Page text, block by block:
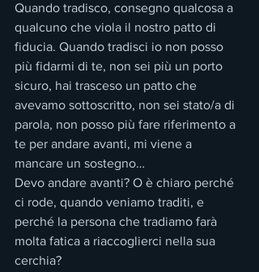
Quando tradisco, consegno qualcosa a
qualcuno che viola il nostro patto di
fiducia. Quando tradisci io non posso
più fidarmi di te, non sei più un porto
sicuro, hai trasceso un patto che
avevamo sottoscritto, non sei stato/a di
parola, non posso più fare riferimento a
te per andare avanti, mi viene a
mancare un sostegno…
Devo andare avanti? O è chiaro perché
ci rode, quando veniamo traditi, e
perché la persona che tradiamo farà
molta fatica a riaccoglierci nella sua
cerchia?